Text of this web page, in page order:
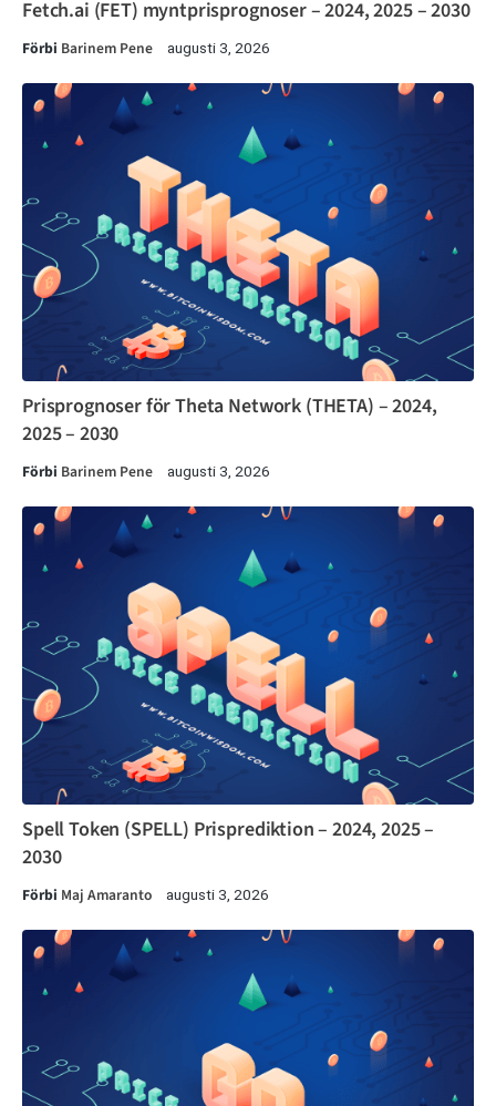
Fetch.ai (FET) myntprisprognoser – 2024, 2025 – 2030
Förbi Barinem Pene augusti 3, 2026
Prisprognoser för Theta Network (THETA) – 2024,
2025 – 2030
Förbi Barinem Pene augusti 3, 2026
Spell Token (SPELL) Prisprediktion – 2024, 2025 –
2030
Förbi Maj Amaranto augusti 3, 2026